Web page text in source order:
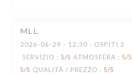
ML L
2026-06-29 - 12:30 - OSPITI 2
SERVIZIO : 5/5 ATMOSFERA : 5/5
5/5 QUALITÀ / PREZZO : 5/5